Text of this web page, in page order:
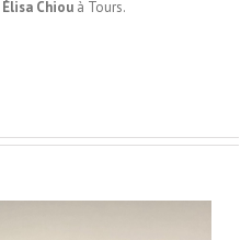
Élisa Chiou à Tours.